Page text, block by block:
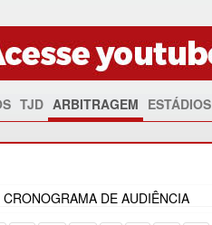
TJD ARBITRAGEM ESTÁDIOS
CRONOGRAMA DE AUDIÊNCIA